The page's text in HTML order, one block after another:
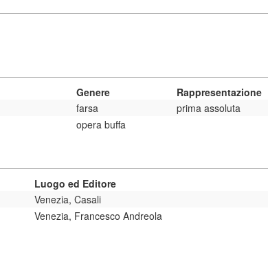
Genere
Rappresentazione
farsa
prima assoluta
opera buffa
Luogo ed Editore
Venezia, Casali
Venezia, Francesco Andreola